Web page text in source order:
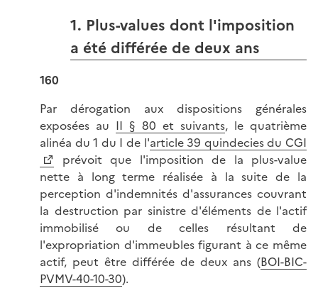
1. Plus-values dont l'imposition
a été différée de deux ans
160
Par dérogation aux dispositions générales
exposées au II § 80 et suivants, le quatrième
alinéa du 1 du I de l'article 39 quindecies du CGI
prévoit que l'imposition de la plus-value
nette à long terme réalisée à la suite de la
perception d'indemnités d'assurances couvrant
la destruction par sinistre d'éléments de l'actif
immobilisé ou de celles résultant de
l'expropriation d'immeubles figurant à ce même
actif, peut être différée de deux ans (BOI-BIC-
PVMV-40-10-30).